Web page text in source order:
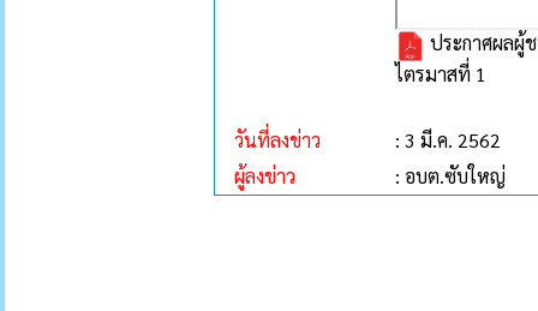
ประกาศผลผู้
ไตรมาสที่ 1
วันที่ลงข่าว
: 3 มี.ค. 2562
ผู้ลงข่าว
: อบต.ซับใหญ่